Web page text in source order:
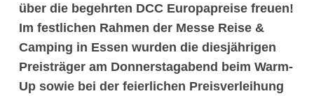
über die begehrten DCC Europapreise freuen!
Im festlichen Rahmen der Messe Reise &
Camping in Essen wurden die diesjährigen
Preisträger am Donnerstagabend beim Warm-
Up sowie bei der feierlichen Preisverleihung